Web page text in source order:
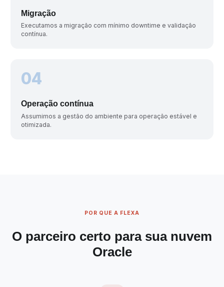
Migração
Executamos a migração com mínimo downtime e validação
contínua.
04
Operação contínua
Assumimos a gestão do ambiente para operação estável e
otimizada.
POR QUE A FLEXA
O parceiro certo para sua nuvem
Oracle